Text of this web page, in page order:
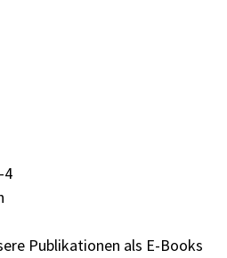
4
Publikationen als E-Books